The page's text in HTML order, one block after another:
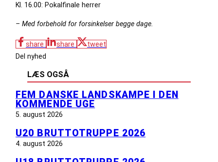
Kl. 16.00: Pokalfinale herrer
– Med forbehold for forsinkelser begge dage.
share share
tweet
Del nyhed
LÆS OGSÅ
FEM DANSKE LANDSKAMPE I DEN
KOMMENDE UGE
5. august 2026
U20 BRUTTOTRUPPE 2026
4. august 2026